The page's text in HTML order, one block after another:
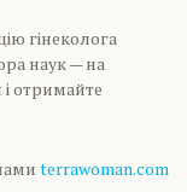
гінеколога
наук — на
отримайте
terrawoman.com